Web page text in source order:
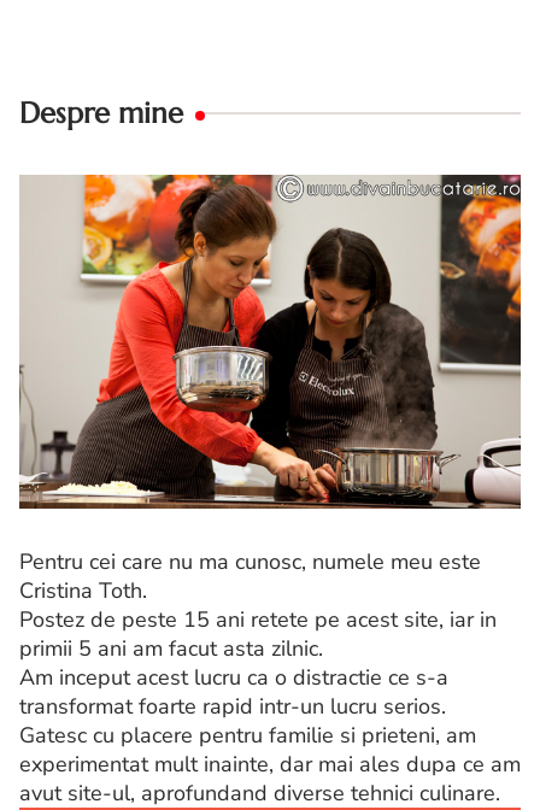
Despre mine
Pentru cei care nu ma cunosc, numele meu este
Cristina Toth.
Postez de peste 15 ani retete pe acest site, iar in
primii 5 ani am facut asta zilnic.
Am inceput acest lucru ca o distractie ce s-a
transformat foarte rapid intr-un lucru serios.
Gatesc cu placere pentru familie si prieteni, am
experimentat mult inainte, dar mai ales dupa ce am
avut site-ul, aprofundand diverse tehnici culinare.